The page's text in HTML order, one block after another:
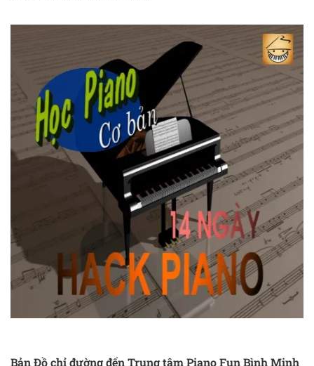
Bản Đồ chỉ đường đến Trung tâm Piano Fun Bình Minh